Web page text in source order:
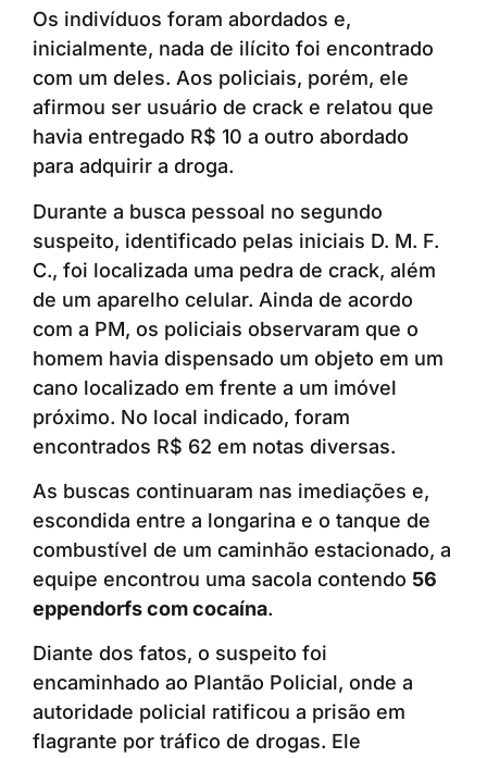
Os indivíduos foram abordados e,
inicialmente, nada de ilícito foi encontrado
com um deles. Aos policiais, porém, ele
afirmou ser usuário de crack e relatou que
havia entregado R$ 10 a outro abordado
para adquirir a droga.
Durante a busca pessoal no segundo
suspeito, identificado pelas iniciais D. M. F.
C., foi localizada uma pedra de crack, além
de um aparelho celular. Ainda de acordo
com a PM, os policiais observaram que o
homem havia dispensado um objeto em um
cano localizado em frente a um imóvel
próximo. No local indicado, foram
encontrados R$ 62 em notas diversas.
As buscas continuaram nas imediações e,
escondida entre a longarina e o tanque de
combustível de um caminhão estacionado, a
equipe encontrou uma sacola contendo 56
eppendorfs com cocaína.
Diante dos fatos, o suspeito foi
encaminhado ao Plantão Policial, onde a
autoridade policial ratificou a prisão em
flagrante por tráfico de drogas. Ele